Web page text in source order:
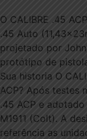
O CALIBRE .45
.45 Auto
projetado por
protótipo de
Sua historia O
ACP? Após testes
.45 ACP e
M1911 (Colt). A
referência as